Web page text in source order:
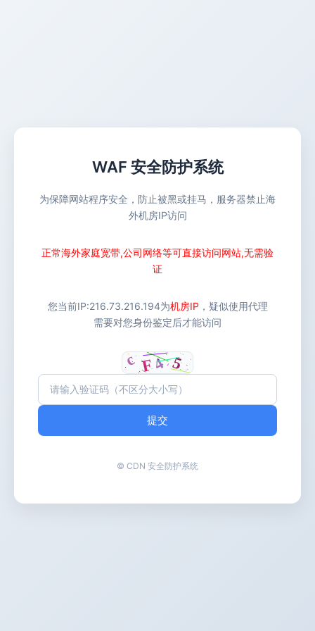
WAF 安全防护系统
为保障网站程序安全，防止被黑或挂马，服务器禁止海
外机房IP访问
正常海外家庭宽带,公司网络等可直接访问网站,无需验
证
您当前IP:216.73.216.194为机房IP ，疑似使用代理
需要对您身份鉴定后才能访问
提交
© CDN 安全防护系统